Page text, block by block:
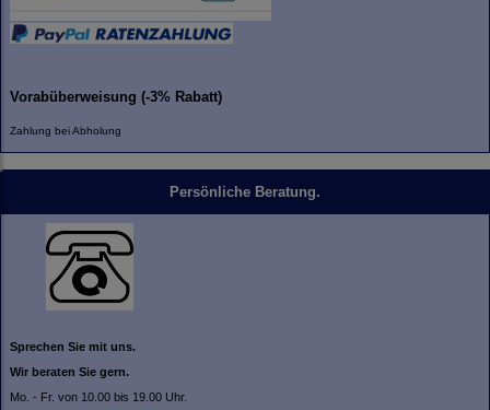
Vorabüberweisung (-3% Rabatt)
Zahlung bei Abholung
Persönliche Beratung.
Sprechen Sie mit uns.
Wir beraten Sie gern.
Mo. - Fr. von 10.00 bis 19.00 Uhr.